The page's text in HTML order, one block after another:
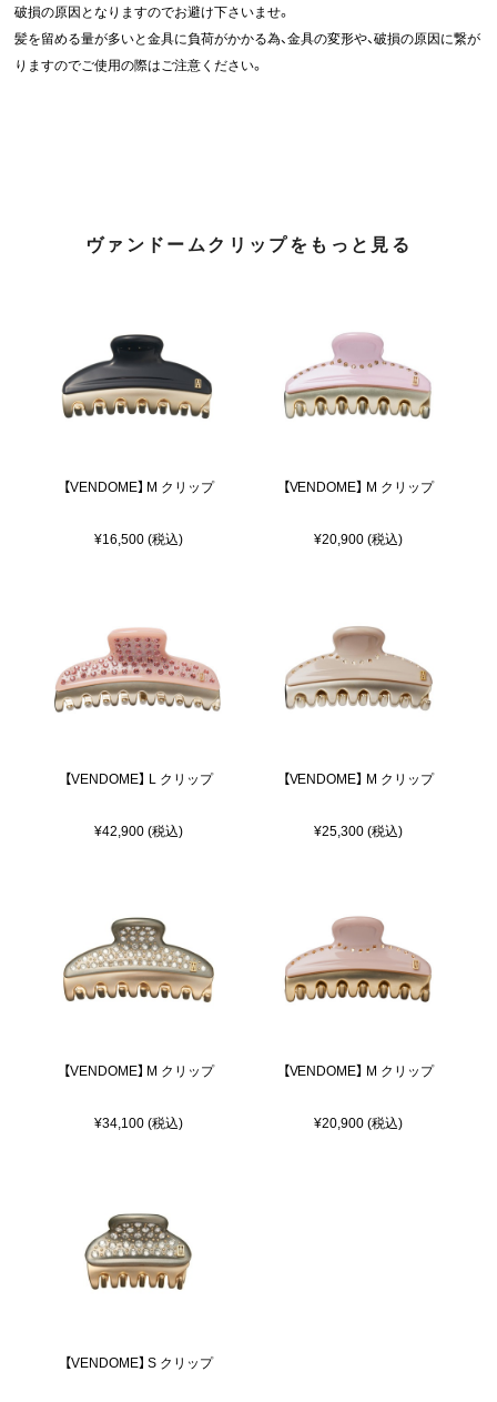
破損の原因となりますのでお避け下さいませ。
髪を留める量が多いと金具に負荷がかかる為、金具の変形や、破損の原因に繋が
りますのでご使用の際はご注意ください。
ヴァンドームクリップをもっと見る
【VENDOME】 M クリップ
¥16,500 (税込)
【VENDOME】 M クリップ
¥20,900 (税込)
【VENDOME】 L クリップ
¥42,900 (税込)
【VENDOME】 M クリップ
¥25,300 (税込)
【VENDOME】 M クリップ
¥34,100 (税込)
【VENDOME】 M クリップ
¥20,900 (税込)
【VENDOME】 S クリップ